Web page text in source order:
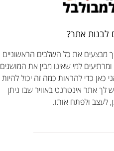
לבנות אתר?
מבצעים את כל השלבים הראשוניים
למי שאינו מבין את המושגים
כאן כדי להראות כמה זה יכול להיות
לך אתר אינטרנט באוויר שבו ניתן
לעצב ולפתח אותו.